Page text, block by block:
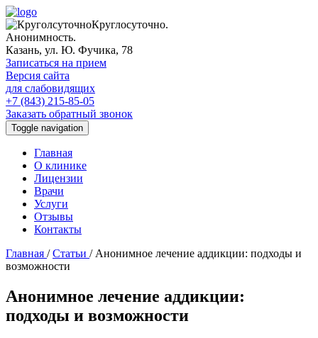
Круглосуточно.
Анонимность.
Казань, ул. Ю. Фучика, 78
Записаться на прием
Версия сайта
для слабовидящих
+7 (843) 215-85-05
Заказать обратный звонок
Toggle navigation
Главная
О клинике
Лицензии
Врачи
Услуги
Отзывы
Контакты
Главная /Статьи / Анонимное лечение аддикции: подходы и
возможности
Анонимное лечение аддикции:
подходы и возможности